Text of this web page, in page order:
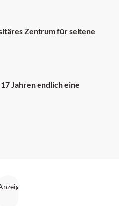
Zentrum für seltene
Jahren endlich eine